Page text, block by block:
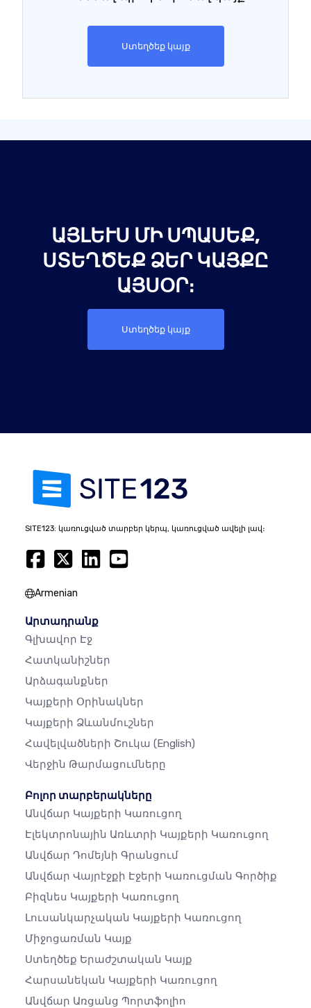
Ստեղծեք կայք
ԱՅԼԵՒՍ ՄԻ ՍՊԱՍԵՔ, Ս
ՏԵՂԾԵՔ ՁԵՐ ԿԱՅՔԸ Ա
ՅՍՕՐ։
Ստեղծեք կայք
SITE123: կառուցված տարբեր կերպ, կառուցված ավելի լավ։
Armenian
Արտադրանք
Գլխավոր Էջ
Հատկանիշներ
Արձագանքներ
Կայքերի Օրինակներ
Կայքերի Ձևանմուշներ
Հավելվածների Շուկա (English)
Վերջին Թարմացումները
Բոլոր տարբերակները
Անվճար Կայքերի Կառուցող
Էլեկտրոնային Առևտրի Կայքերի Կառուցող
Անվճար Դոմեյնի Գրանցում
Անվճար Վայրէջքի Էջերի Կառուցման Գործիք
Բիզնես Կայքերի Կառուցող
Լուսանկարչական Կայքերի Կառուցող
Միջոցառման Կայք
Ստեղծեք Երաժշտական ​​կայք
Հարսանեկան Կայքերի Կառուցող
Անվճար Առցանց Պորտֆոլիո